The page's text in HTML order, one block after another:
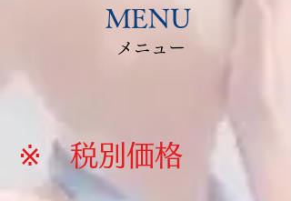
​MENU
​メニュー
​※税別価格